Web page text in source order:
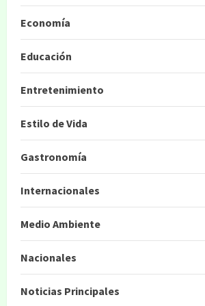
Economía
Educación
Entretenimiento
Estilo de Vida
Gastronomía
Internacionales
Medio Ambiente
Nacionales
Noticias Principales